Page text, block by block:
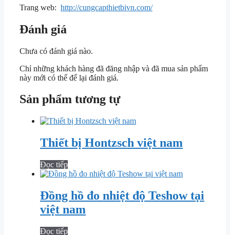
Trang web: http://cungcapthietbivn.com/
Đánh giá
Chưa có đánh giá nào.
Chỉ những khách hàng đã đăng nhập và đã mua sản phẩm
này mới có thể để lại đánh giá.
Sản phẩm tương tự
Thiết bị Hontzsch việt nam
Đọc tiếp
Đồng hồ đo nhiệt độ Teshow tại
việt nam
Đọc tiếp